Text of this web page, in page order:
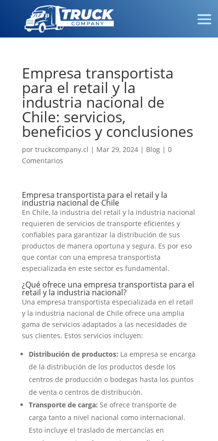
Empresa transportista
para el retail y la
industria nacional de
Chile: servicios,
beneficios y conclusiones
por truckcompany.cl | Mar 29, 2024| Blog| 0
Comentarios
Empresa transportista para el retail y la
industria nacional de Chile
En Chile, la industria del retail y la industria nacional
requieren de servicios de transporte eficientes y
confiables para garantizar la distribución de sus
productos de manera oportuna y segura. Es por eso
que contar con una empresa transportista
especializada en este sector es fundamental.
¿Qué ofrece una empresa transportista para el
retail y la industria nacional?
Una empresa transportista especializada en el retail
y la industria nacional de Chile ofrece una amplia
gama de servicios adaptados a las necesidades de
sus clientes. Estos servicios incluyen:
Distribución de productos: La empresa se encarga
de la distribución de los productos desde los
centros de producción o bodegas hasta los puntos
de venta o centros de distribución.
Transporte de carga: Se ofrece transporte de
carga tanto a nivel nacional como internacional.
Esto incluye el traslado de mercancías en